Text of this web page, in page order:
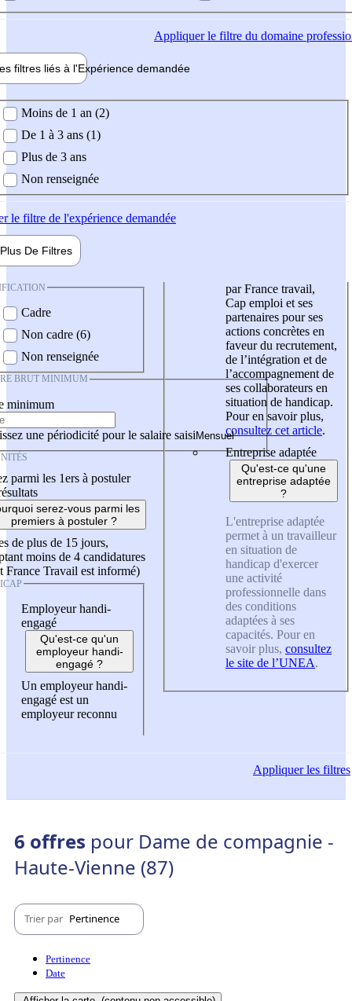
Appliquerle filtre du domaine
filtres liés à l'Expérience demandée
demandée
Moins de 1 an (2)
De 1 à 3 ans (1)
Plus de 3 ans
Non renseignée
le filtre de l'expérience demandée
Plus De Filtres
Cadre
Non cadre (6)
Non renseignée
BRUT MINIMUM
minimum
une périodicité pour le salaire saisi
parmi les 1ers à postuler
serez-vous parmi les
premiers à postuler ?
de plus de 15 jours,
moins de 4 candidatures
France Travail est informé)
Employeur handi-
engagé
Qu'est-ce qu'un
employeur handi-
engagé ?
Un employeur handi-
engagé est un
employeur reconnu
par France travail,
Cap emploi et ses
partenaires pour ses
actions concrètes en
faveur du recrutement,
de l’intégration et de
l’accompagnement de
ses collaborateurs en
situation de handicap.
Pour en savoir plus,
consultez cet article.
Entreprise adaptée
Qu'est-ce qu'une
entreprise adaptée
?
L'entreprise adaptée
permet à un travailleur
en situation de
handicap d'exercer
une activité
professionnelle dans
des conditions
adaptées à ses
capacités. Pour en
savoir plus, consultez
le site de l’UNEA.
Appliquerles filtres
6 offres pour Dame de compagnie -
Haute-Vienne (87)
Trier par Pertinence
Pertinence
Date